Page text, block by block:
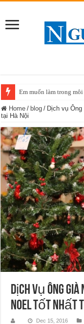
Em muốn làm trong
Home / blog / Dịch vụ
tại Hà Nội
Dịch vụ Ông
Noel tốt nhất
Dec 15, 2016